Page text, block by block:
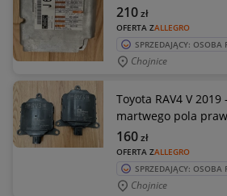
OFERTA ZALLEGRO
210zł
SPRZEDAJĄCY: OSOBA
Chojnice
Toyota RAV4 V
martwego pola
OFERTA ZALLEGRO
160zł
SPRZEDAJĄCY: OSOBA
Chojnice